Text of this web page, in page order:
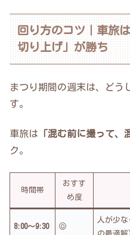
回り方のコツ｜車旅
切り上げ」が勝ち
まつり期間の週末は、どう
す。
車旅は 「混む前に撮って、
ク。
時間帯
おすす
め度
8:00〜9:30 ◎
人が少
の最適解